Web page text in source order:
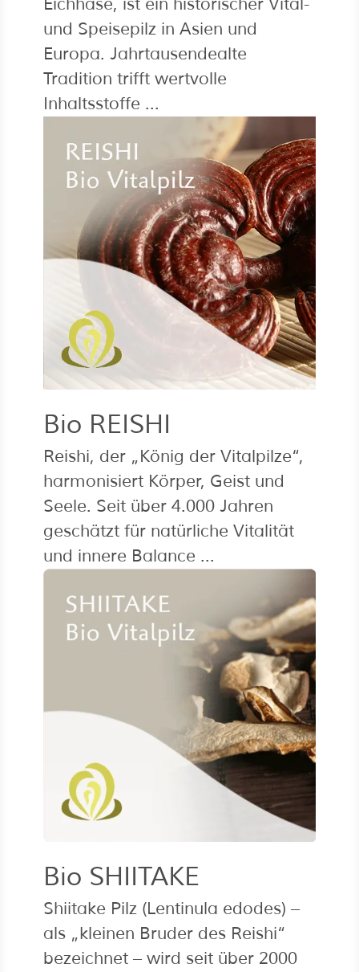
und Speisepilz in Asien und
Europa. Jahrtausendealte
Tradition trifft wertvolle
Inhaltsstoffe ...
Bio REISHI
Reishi, der „König der Vitalpilze“,
harmonisiert Körper, Geist und
Seele. Seit über 4.000 Jahren
geschätzt für natürliche Vitalität
und innere Balance ...
Bio SHIITAKE
Shiitake Pilz (Lentinula edodes) –
als „kleinen Bruder des Reishi“
bezeichnet – wird seit über 2000